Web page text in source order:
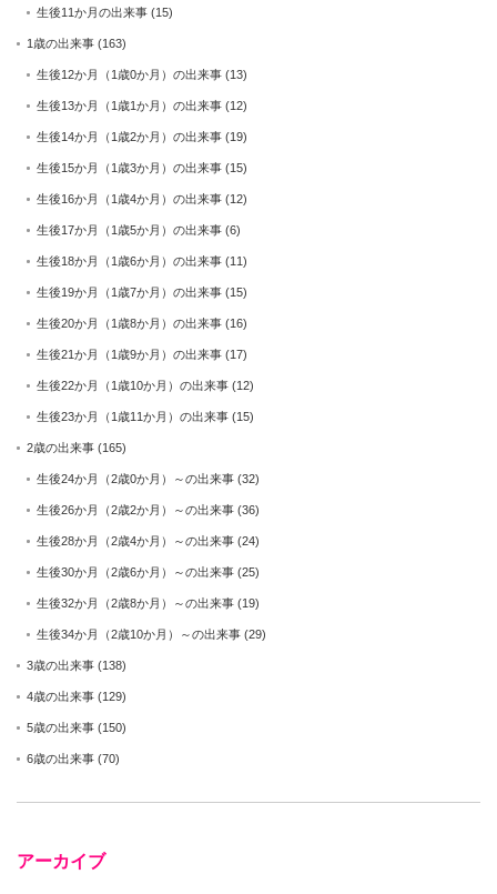
生後11か月の出来事 (15)
1歳の出来事 (163)
生後12か月（1歳0か月）の出来事 (13)
生後13か月（1歳1か月）の出来事 (12)
生後14か月（1歳2か月）の出来事 (19)
生後15か月（1歳3か月）の出来事 (15)
生後16か月（1歳4か月）の出来事 (12)
生後17か月（1歳5か月）の出来事 (6)
生後18か月（1歳6か月）の出来事 (11)
生後19か月（1歳7か月）の出来事 (15)
生後20か月（1歳8か月）の出来事 (16)
生後21か月（1歳9か月）の出来事 (17)
生後22か月（1歳10か月）の出来事 (12)
生後23か月（1歳11か月）の出来事 (15)
2歳の出来事 (165)
生後24か月（2歳0か月）～の出来事 (32)
生後26か月（2歳2か月）～の出来事 (36)
生後28か月（2歳4か月）～の出来事 (24)
生後30か月（2歳6か月）～の出来事 (25)
生後32か月（2歳8か月）～の出来事 (19)
生後34か月（2歳10か月）～の出来事 (29)
3歳の出来事 (138)
4歳の出来事 (129)
5歳の出来事 (150)
6歳の出来事 (70)
アーカイブ